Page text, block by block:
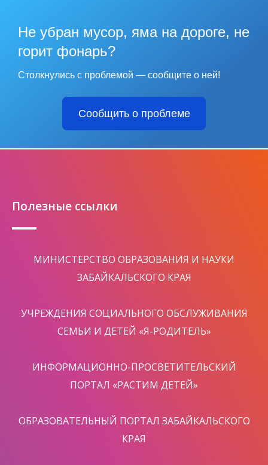
Не убран мусор, яма на дороге, не
горит фонарь?
Столкнулись с проблемой — сообщите о ней!
Сообщить о проблеме
Полезные ссылки
МИНИСТЕРСТВО ОБРАЗОВАНИЯ И НАУКИ
ЗАБАЙКАЛЬСКОГО КРАЯ
УЧРЕЖДЕНИЯ СОЦИАЛЬНОГО ОБСЛУЖИВАНИЯ
СЕМЬИ И ДЕТЕЙ «Я-РОДИТЕЛЬ»
ИНФОРМАЦИОННО-ПРОСВЕТИТЕЛЬСКИЙ
ПОРТАЛ «РАСТИМ ДЕТЕЙ»
ОБРАЗОВАТЕЛЬНЫЙ ПОРТАЛ ЗАБАЙКАЛЬСКОГО
КРАЯ